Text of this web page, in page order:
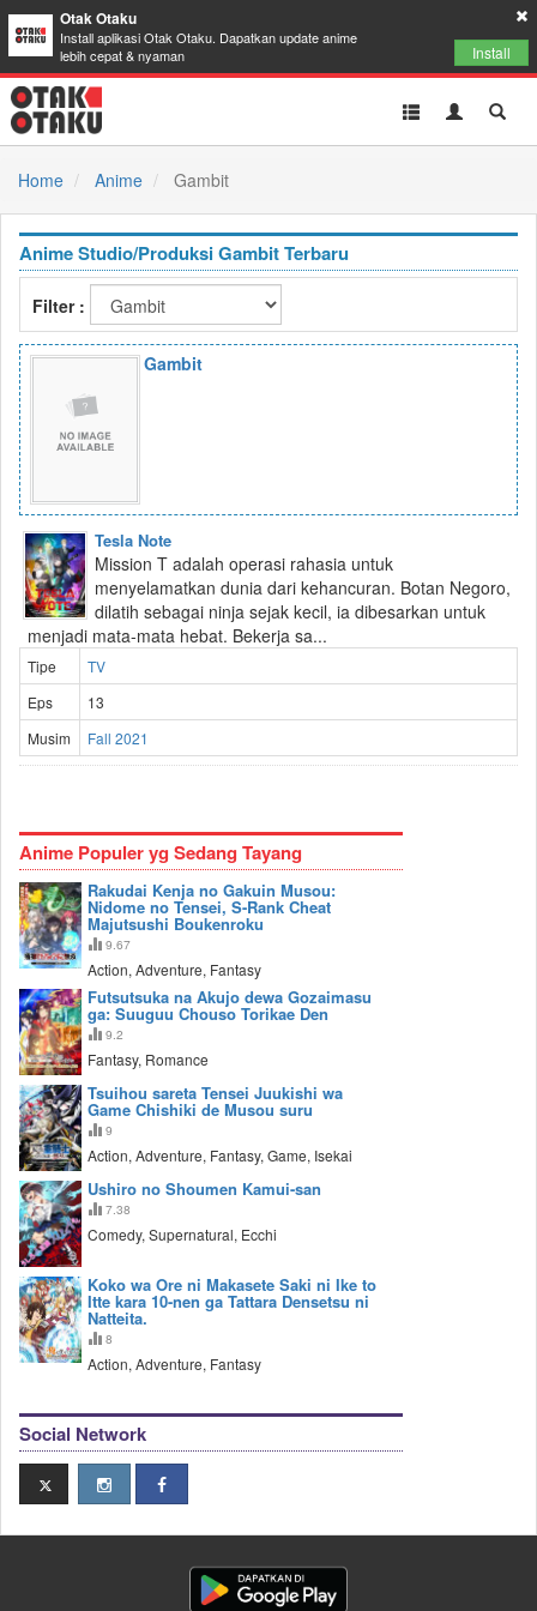
Otak Otaku
Install aplikasi Otak Otaku. Dapatkan update anime
lebih cepat & nyaman
Install
Toggle
Toggle
Home
Anime Gambit
Anime Studio/Produksi Gambit Terbaru
Filter :
Gambit
Tesla Note
Mission T adalah operasi rahasia untuk
menyelamatkan dunia dari kehancuran. Botan Negoro,
dilatih sebagai ninja sejak kecil, ia dibesarkan untuk
menjadi mata-mata hebat. Bekerja sa...
Tipe
TV
Eps
13
Musim
Fall 2021
Anime Populer yg Sedang Tayang
Rakudai Kenja no Gakuin Musou:
Nidome no Tensei, S-Rank Cheat
Majutsushi Boukenroku
9.67
Action, Adventure, Fantasy
Futsutsuka na Akujo dewa Gozaimasu
ga: Suuguu Chouso Torikae Den
9.2
Fantasy, Romance
Tsuihou sareta Tensei Juukishi wa
Game Chishiki de Musou suru
9
Action, Adventure, Fantasy, Game, Isekai
Ushiro no Shoumen Kamui-san
7.38
Comedy, Supernatural, Ecchi
Koko wa Ore ni Makasete Saki ni Ike to
Itte kara 10-nen ga Tattara Densetsu ni
Natteita.
8
Action, Adventure, Fantasy
Social Network